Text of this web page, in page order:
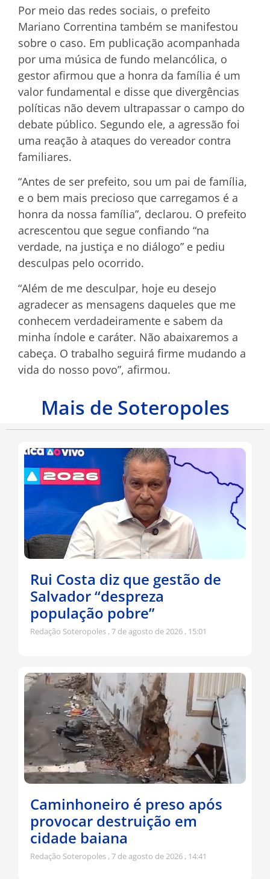
Por meio das redes sociais, o prefeito
Mariano Correntina também se manifestou
sobre o caso. Em publicação acompanhada
por uma música de fundo melancólica, o
gestor afirmou que a honra da família é um
valor fundamental e disse que divergências
políticas não devem ultrapassar o campo do
debate público. Segundo ele, a agressão foi
uma reação à ataques do vereador contra
familiares.
“Antes de ser prefeito, sou um pai de família,
e o bem mais precioso que carregamos é a
honra da nossa família”, declarou. O prefeito
acrescentou que segue confiando “na
verdade, na justiça e no diálogo” e pediu
desculpas pelo ocorrido.
“Além de me desculpar, hoje eu desejo
agradecer as mensagens daqueles que me
conhecem verdadeiramente e sabem da
minha índole e caráter. Não abaixaremos a
cabeça. O trabalho seguirá firme mudando a
vida do nosso povo”, afirmou.
Mais de Soteropoles
Rui Costa diz que gestão de
Salvador “despreza
população pobre”
Redação Soteropoles 7 de agosto de 2026 15:01
Caminhoneiro é preso após
provocar destruição em
cidade baiana
Redação Soteropoles 7 de agosto de 2026 14:41